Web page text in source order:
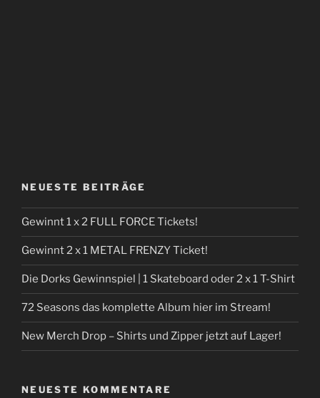
NEUESTE BEITRÄGE
Gewinnt 1 x 2 FULL FORCE Tickets!
Gewinnt 2 x 1 METAL FRENZY Ticket!
Die Dorks Gewinnspiel | 1 Skateboard oder 2 x 1 T-Shirt
72 Seasons das komplette Album hier im Stream!
New Merch Drop – Shirts und Zipper jetzt auf Lager!
NEUESTE KOMMENTARE